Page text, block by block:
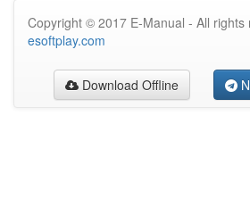
Copyright © 2017 E-Manual - All
esoftplay.com
Download Offline